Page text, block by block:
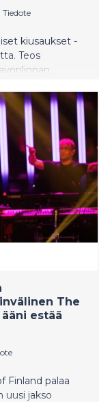
Tiedote
kiusaukset -
Teos
2025 klo 16.
The
estää
Finland palaa
uusi jakso